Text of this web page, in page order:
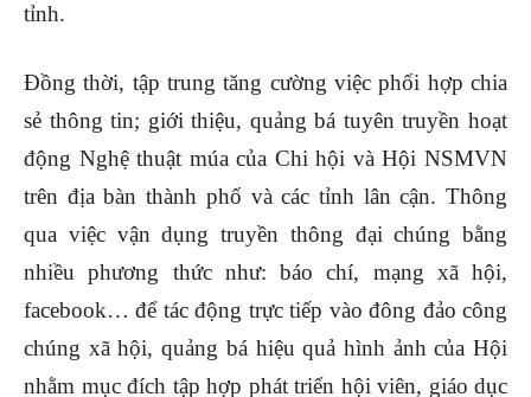
tỉnh.
Đồng thời, tập trung tăng cường việc phối hợp chia
sẻ thông tin; giới thiệu, quảng bá tuyên truyền hoạt
động Nghệ thuật múa của Chi hội và Hội NSMVN
trên địa bàn thành phố và các tỉnh lân cận. Thông
qua việc vận dụng truyền thông đại chúng bằng
nhiều phương thức như: báo chí, mạng xã hội,
facebook… để tác động trực tiếp vào đông đảo công
chúng xã hội,quảng bá hiệu quả hình ảnh của Hội
nhằm mục đích tập hợp phát triển hội viên, giáo dục